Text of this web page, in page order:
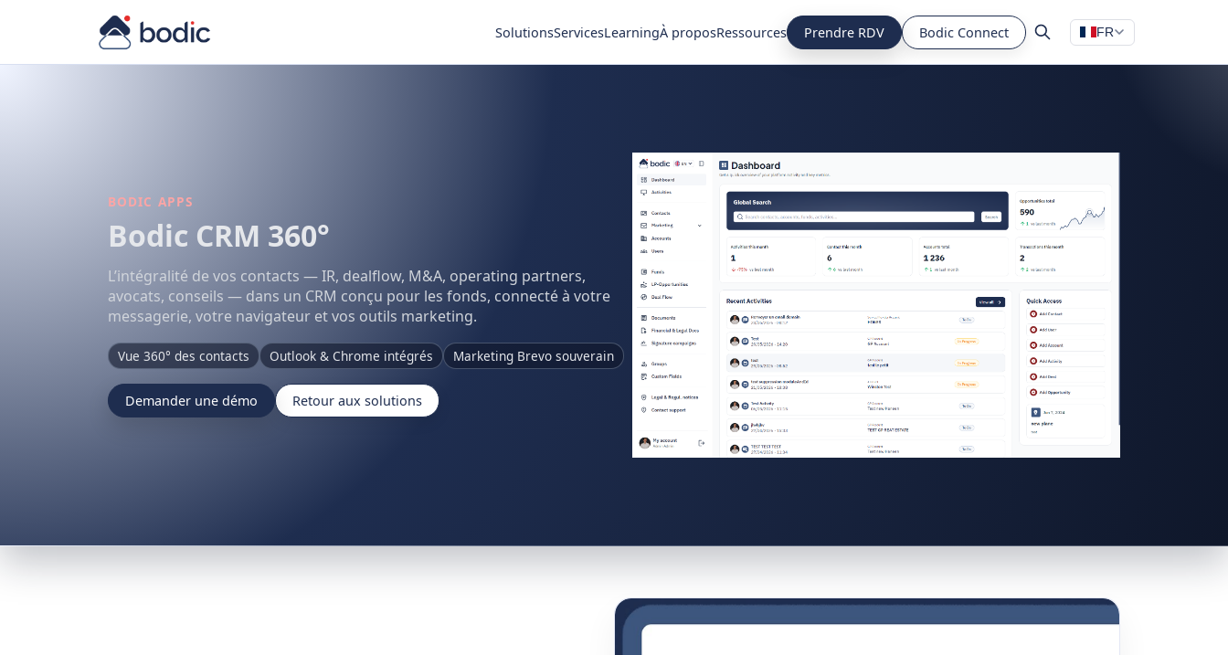
SolutionsServicesLearningÀ proposRessources Prendre RDV Bodic Connect FR
BODIC APPS
Bodic CRM 360°
L’intégralité de vos contacts — IR, dealflow, M&A, operating partners,
avocats, conseils — dans un CRM conçu pour les fonds, connecté à votre
messagerie, votre navigateur et vos outils marketing.
Vue 360° des contacts Outlook & Chrome intégrés Marketing Brevo souverain
Demander une démo Retour aux solutions